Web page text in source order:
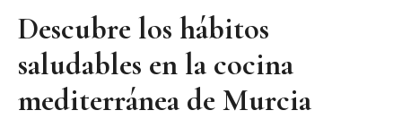
Descubre los hábitos
saludables en la cocina
mediterránea de Murcia